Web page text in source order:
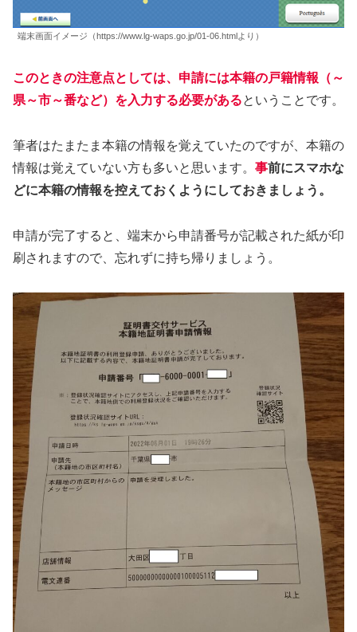
端末画面イメージ（https://www.lg-waps.go.jp/01-06.htmlより）
このときの注意点としては、申請には本籍の戸籍情報（～
県～市～番など）を入力する必要があるということです。
筆者はたまたま本籍の情報を覚えていたのですが、本籍の
情報は覚えていない方も多いと思います。 事前にスマホな
どに本籍の情報を控えておくようにしておきましょう。
申請が完了すると、端末から申請番号が記載された紙が印
刷されますので、忘れずに持ち帰りましょう。